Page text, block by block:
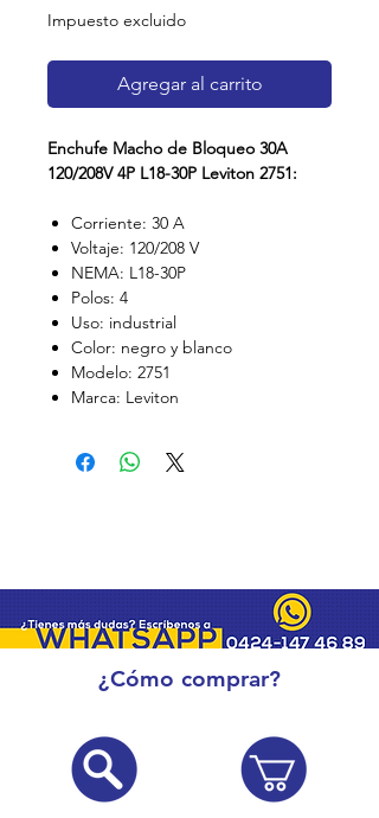
Impuesto excluido
Agregar al carrito
Enchufe Macho de Bloqueo 30A
120/208V 4P L18-30P Leviton 2751:
Corriente: 30 A
Voltaje: 120/208 V
NEMA: L18-30P
Polos: 4
Uso: industrial
Color: negro y blanco
Modelo: 2751
Marca: Leviton
¿Cómo comprar?